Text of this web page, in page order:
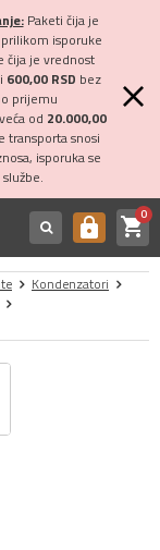
Paketi čija je
isporuke
čija je vrednost
600,00 RSD bez
prijemu
od 20.000,00
transporta snosi
isporuka se
https shopping_cart0
Kondenzatori